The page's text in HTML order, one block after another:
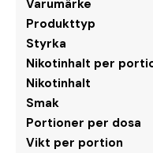
Varumärke
Produkttyp
Styrka
Nikotinhalt per
Nikotinhalt
Smak
Portioner per dosa
Vikt per portion